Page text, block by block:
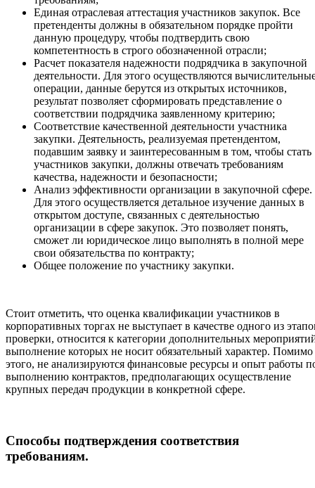
Единая отраслевая аттестация участников закупок. Все
претенденты должны в обязательном порядке пройти
данную процедуру, чтобы подтвердить свою
компетентность в строго обозначенной отрасли;
Расчет показателя надежности подрядчика в закупочной
деятельности. Для этого осуществляются
операции, данные берутся из открытых источников,
результат позволяет сформировать представление о
соответствии подрядчика заявленному критерию;
Соответствие качественной деятельности участника
закупки. Деятельность, реализуемая претендентом,
подавшим заявку и заинтересованным в том, чтобы стать
участников закупки, должны отвечать требованиям
качества, надежности и безопасности;
Анализ эффективности организации в закупочной сфере.
Для этого осуществляется детальное изучение данных в
открытом доступе, связанных с деятельностью
организации в сфере закупок. Это позволяет понять,
сможет ли юридическое лицо выполнять в полной мере
свои обязательства по контракту;
Общее положение по участнику закупки.
Стоит отметить, что оценка квалификации участников в
корпоративных торгах не выступает в качестве одного из
проверки, относится к категории дополнительных
выполнение которых не носит обязательный характер. Помимо
этого, не анализируются финансовые ресурсы и опыт работы
выполнению контрактов, предполагающих осуществление
крупных передач продукции в конкретной сфере.
Способы подтверждения соответствия
требованиям.